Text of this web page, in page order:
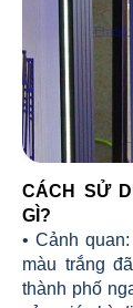
CÁCH SỬ
GÌ?
• Cảnh
màu trắng
thành phố